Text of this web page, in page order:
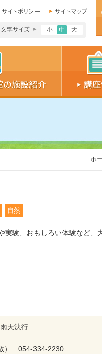
文字サイズ小
文字サイズ
ホ
自然
実験、おもしろい体験など、
天決行
） 054-334-2230